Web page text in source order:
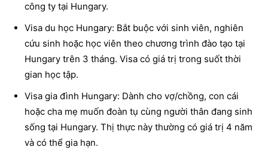
công ty tại Hungary.
Visa du học Hungary: Bắt buộc với sinh viên, nghiên
cứu sinh hoặc học viên theo chương trình đào tạo tại
Hungary trên 3 tháng. Visa có giá trị trong suốt thời
gian học tập.
Visa gia đình Hungary: Dành cho vợ/chồng, con cái
hoặc cha mẹ muốn đoàn tụ cùng người thân đang sinh
sống tại Hungary. Thị thực này thường có giá trị 4 năm
và có thể gia hạn.